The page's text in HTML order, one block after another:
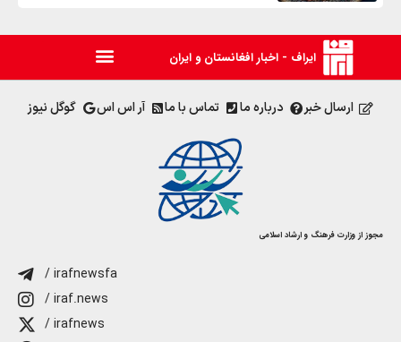
ایراف - اخبار افغانستان و ایران
ارسال خبر درباره ما تماس با ما آر اس اس گوگل نیوز
مجوز از وزارت فرهنگ و ارشاد اسلامی
/ irafnewsfa
/ iraf.news
/ irafnews